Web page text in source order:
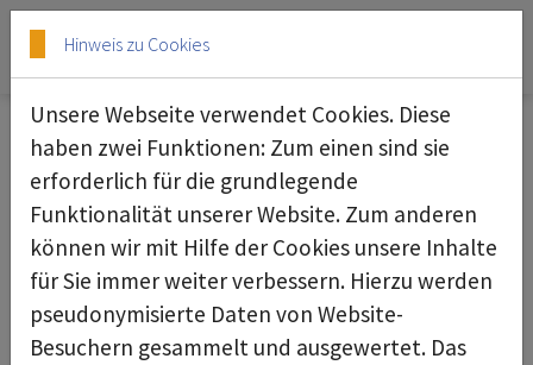
Skip to main content
Skip to page footer
Glovebag
Hinweis zu Cookies
Unsere Webseite verwendet Cookies. Diese
haben zwei Funktionen: Zum einen sind sie
erforderlich für die grundlegende
Funktionalität unserer Website. Zum anderen
können wir mit Hilfe der Cookies unsere Inhalte
für Sie immer weiter verbessern. Hierzu werden
pseudonymisierte Daten von Website-
Besuchern gesammelt und ausgewertet. Das